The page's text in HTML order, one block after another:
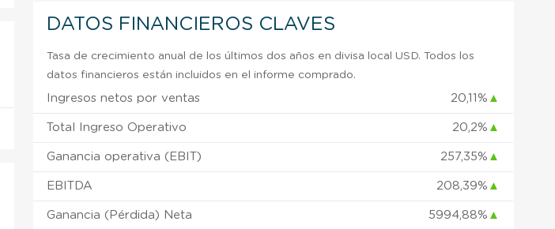
DATOS FINANCIEROS CLAVES
Tasa de crecimiento anual de los últimos dos años en divisa local USD. Todos los
datos financieros están incluidos en el informe comprado.
Ingresos netos por ventas 20,11% ▲
Total Ingreso Operativo 20,2% ▲
Ganancia operativa (EBIT) 257,35% ▲
EBITDA 208,39% ▲
Ganancia (Pérdida) Neta 5994,88% ▲